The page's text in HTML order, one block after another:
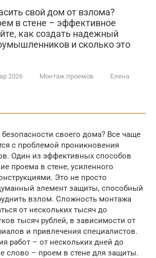
свой дом от взлома?
в стене – эффективное
как создать надежный
и сколько это
2026 Монтаж проемов
Елена
своего дома? Все чаще
с проблемой проникновения
Один из эффективных способов
проема в стене, усиленного
Это не просто
элемент защиты, способный
взлом. Сложность монтажа
от нескольких тысяч до
тысяч рублей, в зависимости от
и привлечения специалистов.
работ – от нескольких дней до
слово – проем в стене для защиты.